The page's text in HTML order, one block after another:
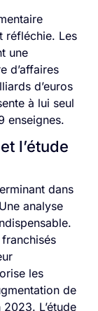
réfléchie. Les
une
d’affaires
d’euros
à lui seul
enseignes.
l’étude
dans
analyse
les
de
L’étude